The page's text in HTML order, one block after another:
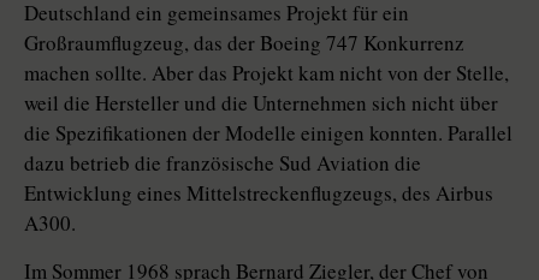
Deutschland ein gemeinsames Projekt für ein
Großraumflugzeug, das der Boeing 747 Konkurrenz
machen sollte. Aber das Projekt kam nicht von der Stelle,
weil die Hersteller und die Unternehmen sich nicht über
die Spezifikationen der Modelle einigen konnten. Parallel
dazu betrieb die französische Sud Aviation die
Entwicklung eines Mittelstreckenflugzeugs, des Airbus
A300.
Im Sommer 1968 sprach Bernard Ziegler, der Chef von